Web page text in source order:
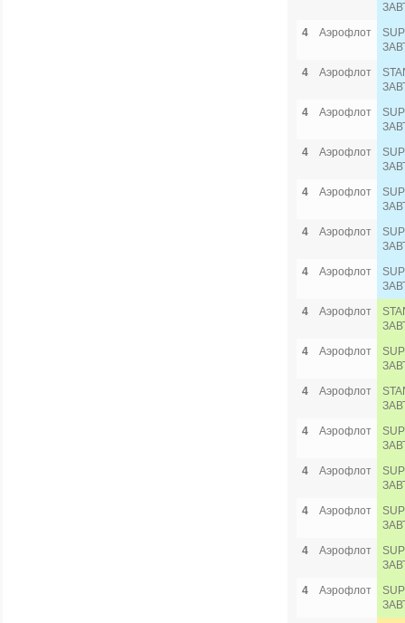
4
Аэрофлот
4
Аэрофлот
4
Аэрофлот
4
Аэрофлот
4
Аэрофлот
4
Аэрофлот
4
Аэрофлот
4
Аэрофлот
4
Аэрофлот
4
Аэрофлот
4
Аэрофлот
4
Аэрофлот
4
Аэрофлот
4
Аэрофлот
4
Аэрофлот